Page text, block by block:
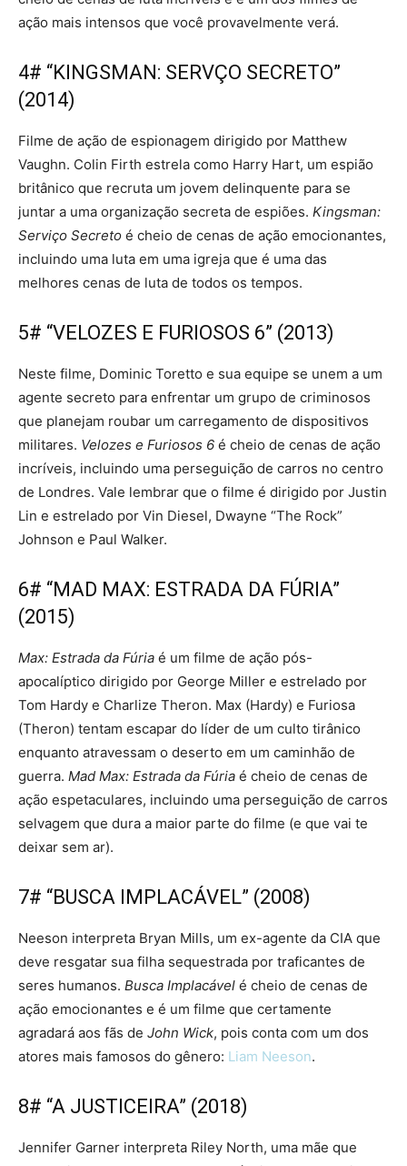
ação mais intensos que você provavelmente verá.
4# “KINGSMAN: SERVÇO SECRETO”
(2014)
Filme de ação de espionagem dirigido por Matthew
Vaughn. Colin Firth estrela como Harry Hart, um espião
britânico que recruta um jovem delinquente para se
juntar a uma organização secreta de espiões. Kingsman:
Serviço Secreto é cheio de cenas de ação emocionantes,
incluindo uma luta em uma igreja que é uma das
melhores cenas de luta de todos os tempos.
5# “VELOZES E FURIOSOS 6” (2013)
Neste filme, Dominic Toretto e sua equipe se unem a um
agente secreto para enfrentar um grupo de criminosos
que planejam roubar um carregamento de dispositivos
militares. Velozes e Furiosos 6 é cheio de cenas de ação
incríveis, incluindo uma perseguição de carros no centro
de Londres. Vale lembrar que o filme é dirigido por Justin
Lin e estrelado por Vin Diesel, Dwayne “The Rock”
Johnson e Paul Walker.
6# “MAD MAX: ESTRADA DA FÚRIA”
(2015)
Max: Estrada da Fúria é um filme de ação pós-
apocalíptico dirigido por George Miller e estrelado por
Tom Hardy e Charlize Theron. Max (Hardy) e Furiosa
(Theron) tentam escapar do líder de um culto tirânico
enquanto atravessam o deserto em um caminhão de
guerra. Mad Max: Estrada da Fúria é cheio de cenas de
ação espetaculares, incluindo uma perseguição de carros
selvagem que dura a maior parte do filme (e que vai te
deixar sem ar).
7# “BUSCA IMPLACÁVEL” (2008)
Neeson interpreta Bryan Mills, um ex-agente da CIA que
deve resgatar sua filha sequestrada por traficantes de
seres humanos. Busca Implacável é cheio de cenas de
ação emocionantes e é um filme que certamente
agradará aos fãs de John Wick, pois conta com um dos
atores mais famosos do gênero: Liam Neeson.
8# “A JUSTICEIRA” (2018)
Jennifer Garner interpreta Riley North, uma mãe que